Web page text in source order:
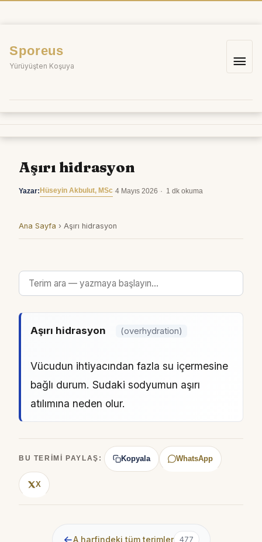
Sporeus
Yürüyüşten Koşuya
Ana
Aşırı hidrasyon
Yazar: Hüseyin Akbulut, MSc 4 Mayıs 2026 1 dk okuma
Ana Sayfa › Aşırı hidrasyon
Aşırı hidrasyon (overhydration)
Vücudun ihtiyacından fazla su içermesine
bağlı durum. Sudaki sodyumun aşırı
atılımına neden olur.
BU TERIMI PAYLAŞ: Kopyala WhatsApp
X
←A harfindeki tüm terimler 477